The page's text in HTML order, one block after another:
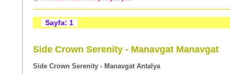
Sayfa: 1
Side Crown Serenity - Manavgat Manavgat
Side Crown Serenity - Manavgat Antalya